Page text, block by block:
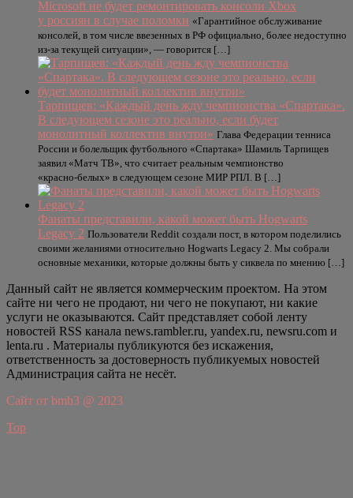
Microsoft не будет ремонтировать консоли Xbox
у россиян в случае поломки «Гарантийное обслуживание
консолей, в том числе ввезенных в РФ официально, более недоступно
из-за текущей ситуации», — говорится […]
Тарпищев: «Каждый день жду чемпионства «Спартака».
В следующем сезоне это реально, если будет
монолитный коллектив внутри» Глава Федерации тенниса
России и болельщик футбольного «Спартака» Шамиль Тарпищев
заявил «Матч ТВ», что считает реальным чемпионство
«красно‑белых» в следующем сезоне МИР РПЛ. В […]
Фанаты представили, какой может быть Hogwarts
Legacy 2 Пользователи Reddit создали пост, в котором поделились
своими желаниями относительно Hogwarts Legacy 2. Мы собрали
основные механики, которые должны быть у сиквела по мнению […]
Данный сайт не является коммерческим проектом. На этом
сайте ни чего не продают, ни чего не покупают, ни какие
услуги не оказываются. Сайт представляет собой ленту
новостей RSS канала news.rambler.ru, yandex.ru, newsru.com и
lenta.ru . Материалы публикуются без искажения,
ответственность за достоверность публикуемых новостей
Администрация сайта не несёт.
Сайт от bmb3 @ 2023
Top